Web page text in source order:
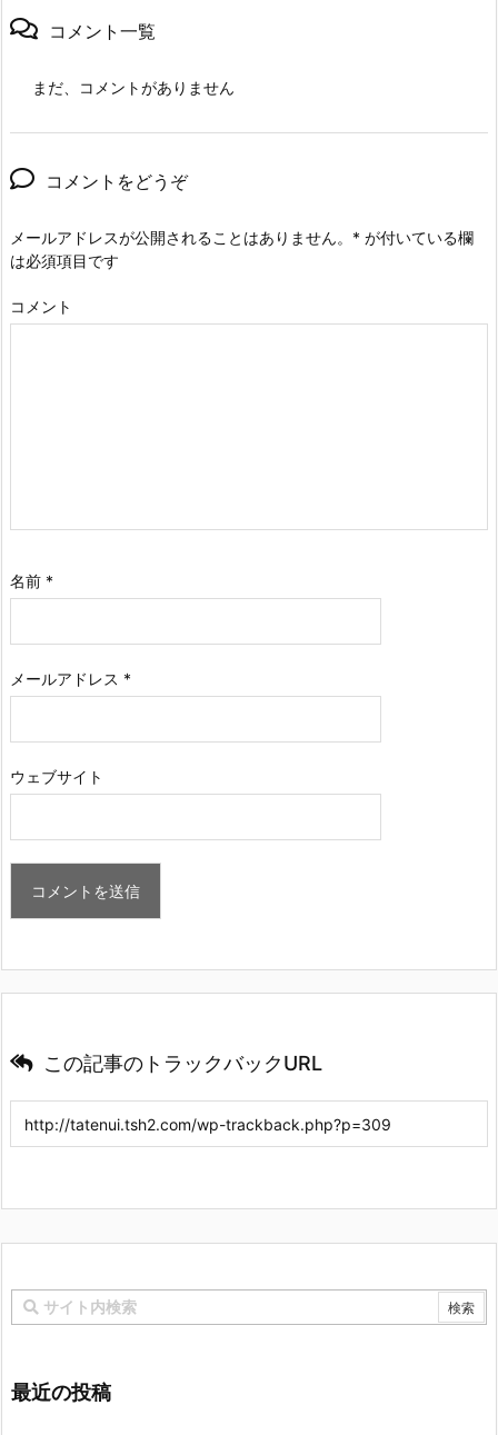
コメント一覧
まだ、コメントがありません
コメントをどうぞ
メールアドレスが公開されることはありません。 * が付いている欄
は必須項目です
コメント
名前 *
メールアドレス *
ウェブサイト
この記事のトラックバックURL
最近の投稿